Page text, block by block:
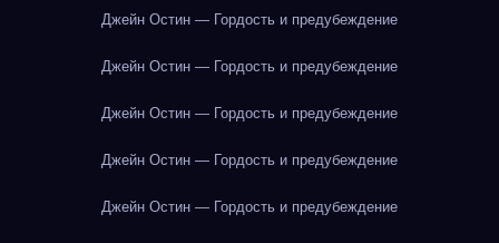
Джейн Остин — Гордость и предубеждение
Джейн Остин — Гордость и предубеждение
Джейн Остин — Гордость и предубеждение
Джейн Остин — Гордость и предубеждение
Джейн Остин — Гордость и предубеждение